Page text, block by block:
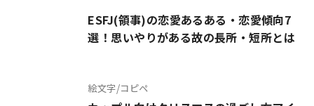
ESFJ(領事)の恋愛あるある・恋愛傾向7
選！思いやりがある故の長所・短所とは
絵文字/コピペ